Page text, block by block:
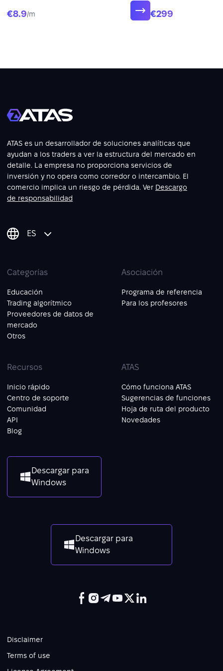
€8.9/m €299
ATAS es un desarrollador de soluciones analíticas que
ayudan a los traders a ver la estructura del mercado en
detalle. La empresa no proporciona servicios de
inversión y no opera como corredor o intercambio. El
comercio implica un riesgo de pérdida. Ver Descargo
de responsabilidad
ES
Categorías
Educación
Trading algorítmico
Proveedores de datos de
mercado
Otros
Asociación
Programa de referencia
Para los profesores
Recursos
Inicio rápido
Centro de soporte
Comunidad
API
Blog
ATAS
Cómo funciona ATAS
Sugerencias de funciones
Hoja de ruta del producto
Novedades
Descargar para
Windows
Descargar para
Windows
Disclaimer
Terms of use